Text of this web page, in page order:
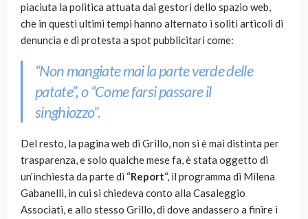
piaciuta la politica attuata dai gestori dello spazio web,
che in questi ultimi tempi hanno alternato i soliti articoli di
denuncia e di protesta a spot pubblicitari come:
“Non mangiate mai la parte verde delle
patate”,o“Come farsi passare il
singhiozzo”.
Del resto, la pagina web di Grillo, non si è mai distinta per
trasparenza, e solo qualche mese fa, è stata oggetto di
un’inchiesta da parte di “Report“, il programma di Milena
Gabanelli, in cui si chiedeva conto alla Casaleggio
Associati, e allo stesso Grillo, di dove andassero a finire i